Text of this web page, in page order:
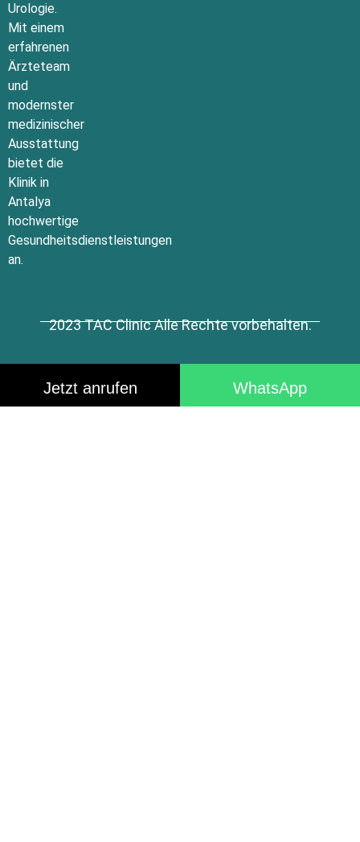
Urologie.
Mit einem
erfahrenen
Ärzteteam
und
modernster
medizinischer
Ausstattung
bietet die
Klinik in
Antalya
hochwertige
Gesundheitsdienstleistungen
an.
2023 TAC Clinic Alle Rechte vorbehalten.
Jetzt anrufen WhatsApp